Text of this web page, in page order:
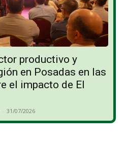
productivo y
en Posadas en las
el impacto de El
- 31/07/2026